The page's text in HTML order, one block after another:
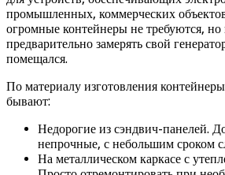
промышленных, коммерческих
огромные контейнеры не требуются, но
предварительно замерять свой
помещался.
По материалу изготовления
бывают:
Недорогие из сэндвич-панелей.
непрочные, с небольшим сроком
На металлическом каркасе с